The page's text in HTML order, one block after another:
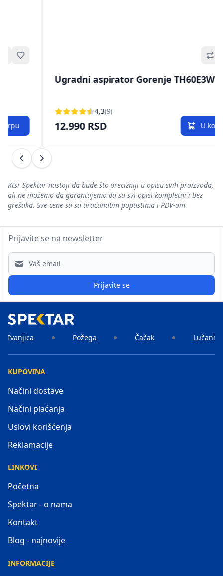
aspirator Gorenje TH60E3W
RSD
Prethodni
Sledeći
Ktsr Spektar nastoji da bude što precizniji u opisu svih proizvoda,
ali ne možemo da garantujemo da su svi opisi kompletni i bez
grešaka. Sve cene su sa uračunatim popustima i PDV-om
Prijavite se na newsletter
Email address
Prijavite se
Ivanjica Požega Čačak Lučani
KUPOVINA
Načini dostave
Načini plaćanja
Uslovi korišćenja
Reklamacije
LINKOVI
Početna
Spektar - o nama
Kontakt
Blog - najnovije
INFORMACIJE